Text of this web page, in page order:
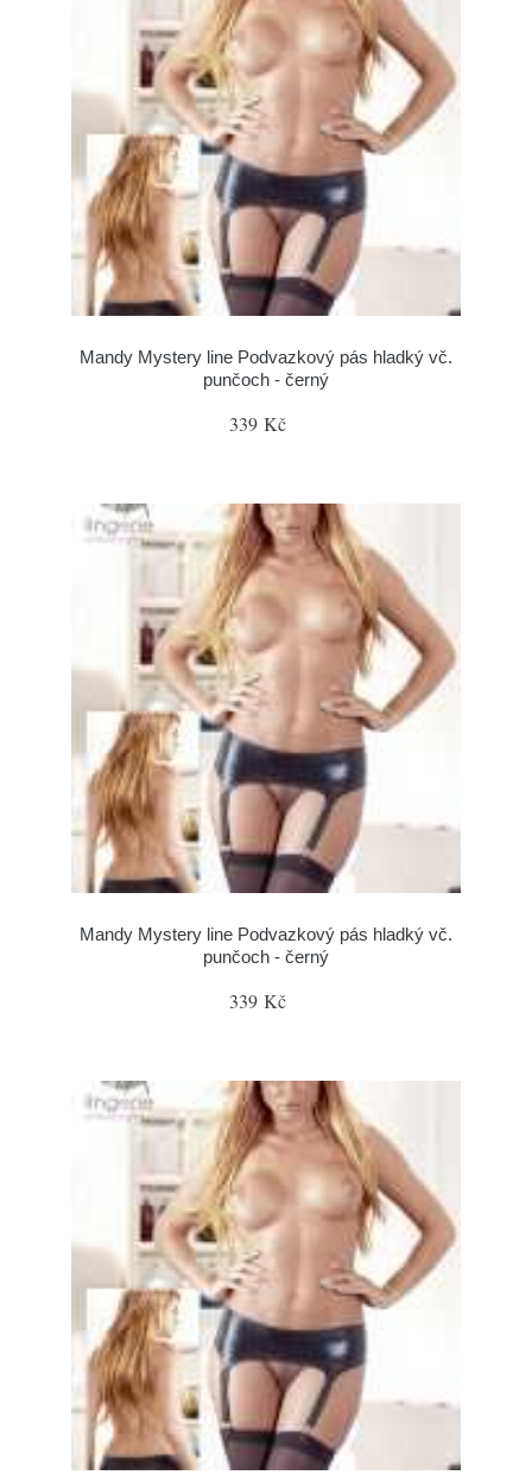
Mandy Mystery line Podvazkový pás hladký vč.
punčoch - černý
339 Kč
Mandy Mystery line Podvazkový pás hladký vč.
punčoch - černý
339 Kč